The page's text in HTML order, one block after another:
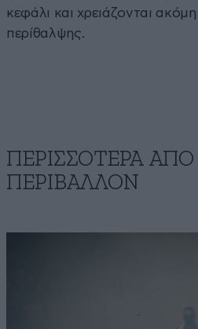
κεφάλι και χρειάζονται
περίθαλψης.
ΠΕΡΙΣΣΟΤΕΡΑ
ΠΕΡΙΒΑΛΛΟΝ